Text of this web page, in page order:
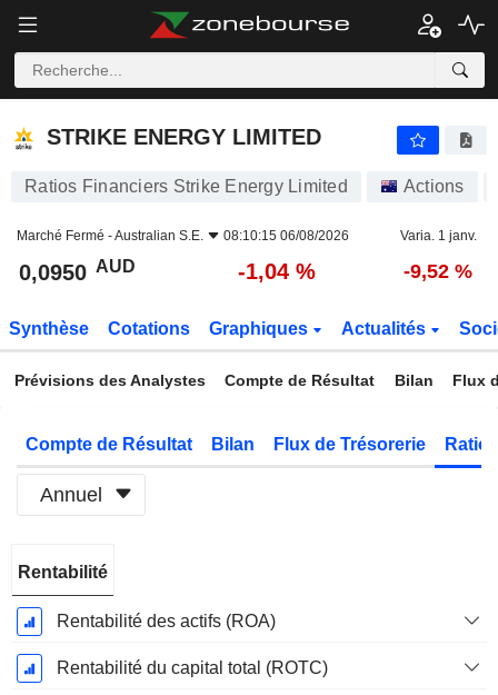
STRIKE ENERGY LIMITED
STRIKE ENERGY LIMITED
Ratios Financiers Strike Energy Limited Actions
Marché Fermé -Australian S.E. 08:10:15 06/08/2026 Varia. 1 janv.
0,0950 AUD -1,04 % -9,52 %
Synthèse Cotations Graphiques Actualités
Prévisions des Analystes Compte de Résultat Bilan Flux
Compte de Résultat Bilan Flux de Trésorerie
Annuel
Fiscale:
Juin
Rentabilité
Rentabilité des actifs (ROA)
Rentabilité du capital total (ROTC)